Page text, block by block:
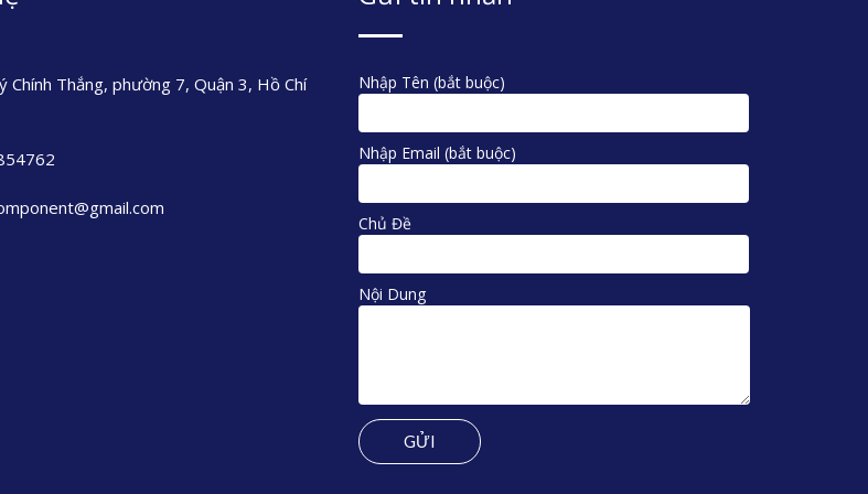
Chính Thắng, phường 7, Quận 3, Hồ Chí
Nhập Tên (bắt buộc)
Nhập Email (bắt buộc)
Chủ Đề
Nội Dung